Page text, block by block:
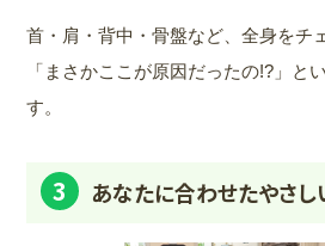
首・肩・背中・骨盤など、全身をチ
「まさかここが原因だったの!?」と
す。
3 あなたに合わせたやさ